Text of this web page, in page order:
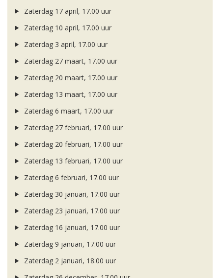
Zaterdag 17 april, 17.00 uur
Zaterdag 10 april, 17.00 uur
Zaterdag 3 april, 17.00 uur
Zaterdag 27 maart, 17.00 uur
Zaterdag 20 maart, 17.00 uur
Zaterdag 13 maart, 17.00 uur
Zaterdag 6 maart, 17.00 uur
Zaterdag 27 februari, 17.00 uur
Zaterdag 20 februari, 17.00 uur
Zaterdag 13 februari, 17.00 uur
Zaterdag 6 februari, 17.00 uur
Zaterdag 30 januari, 17.00 uur
Zaterdag 23 januari, 17.00 uur
Zaterdag 16 januari, 17.00 uur
Zaterdag 9 januari, 17.00 uur
Zaterdag 2 januari, 18.00 uur